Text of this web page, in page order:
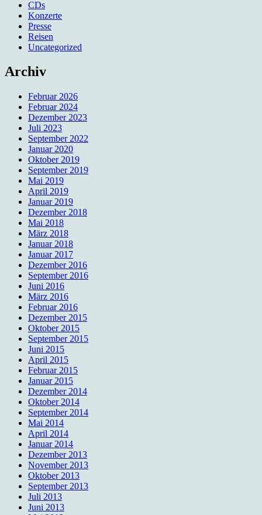
CDs
Konzerte
Presse
Reisen
Uncategorized
Archiv
Februar 2026
Februar 2024
Dezember 2023
Juli 2023
September 2022
Januar 2020
Oktober 2019
September 2019
Mai 2019
April 2019
Januar 2019
Dezember 2018
Mai 2018
März 2018
Januar 2018
Januar 2017
Dezember 2016
September 2016
Juni 2016
März 2016
Februar 2016
Dezember 2015
Oktober 2015
September 2015
Juni 2015
April 2015
Februar 2015
Januar 2015
Dezember 2014
Oktober 2014
September 2014
Mai 2014
April 2014
Januar 2014
Dezember 2013
November 2013
Oktober 2013
September 2013
Juli 2013
Juni 2013